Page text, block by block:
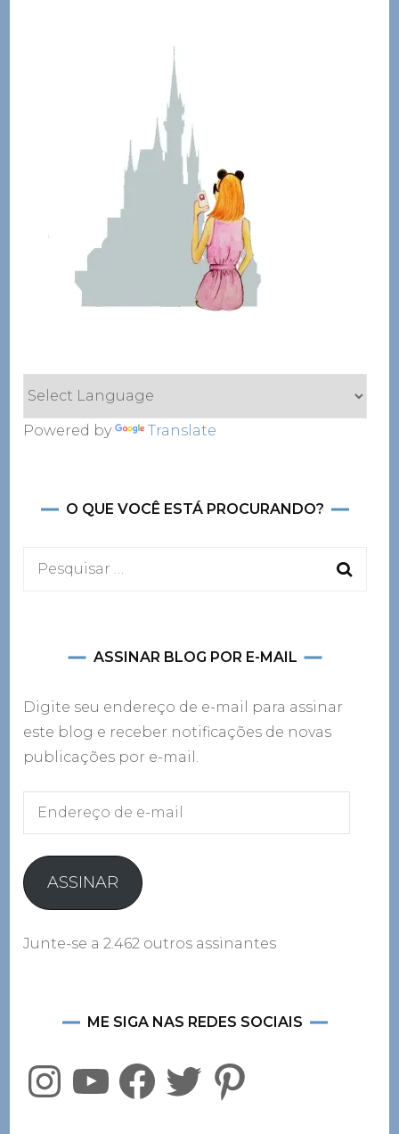
Powered by Translate
O QUE VOCÊ ESTÁ PROCURANDO?
Pesquisar
ASSINAR BLOG POR E-MAIL
Digite seu endereço de e-mail para assinar
este blog e receber notificações de novas
publicações por e-mail.
Endereço
mailASSINAR
Junte-se a 2.462 outros assinantes
ME SIGA NAS REDES SOCIAIS
InstagramYouTubeFacebookTwitter Pinterest